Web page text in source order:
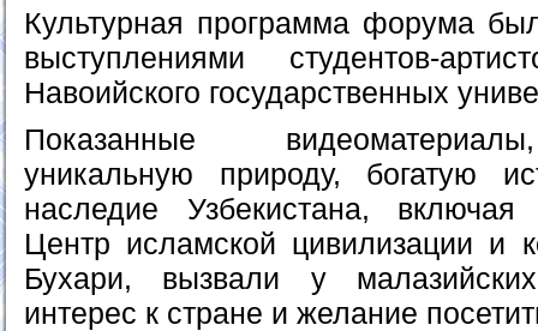
Культурная программа форума
выступлениями студентов-
Навоийского государственных
Показанные
уникальную природу, богатую
наследие Узбекистана,
Центр исламской цивилизации и
Бухари, вызвали у
интерес к стране и желание